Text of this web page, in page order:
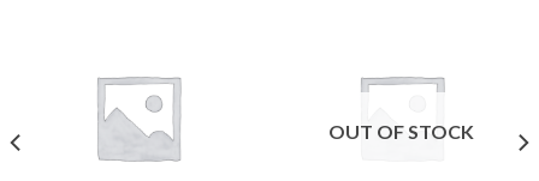
OUT OF STOCK